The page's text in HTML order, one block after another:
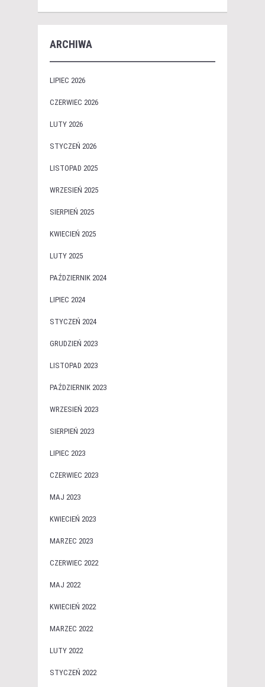
ARCHIWA
LIPIEC 2026
CZERWIEC 2026
LUTY 2026
STYCZEŃ 2026
LISTOPAD 2025
WRZESIEŃ 2025
SIERPIEŃ 2025
KWIECIEŃ 2025
LUTY 2025
PAŹDZIERNIK 2024
LIPIEC 2024
STYCZEŃ 2024
GRUDZIEŃ 2023
LISTOPAD 2023
PAŹDZIERNIK 2023
WRZESIEŃ 2023
SIERPIEŃ 2023
LIPIEC 2023
CZERWIEC 2023
MAJ 2023
KWIECIEŃ 2023
MARZEC 2023
CZERWIEC 2022
MAJ 2022
KWIECIEŃ 2022
MARZEC 2022
LUTY 2022
STYCZEŃ 2022